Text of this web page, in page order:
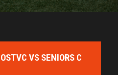
VS SENIORS C